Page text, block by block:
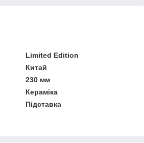
Limited Edition
Китай
230 мм
Кераміка
Підставка